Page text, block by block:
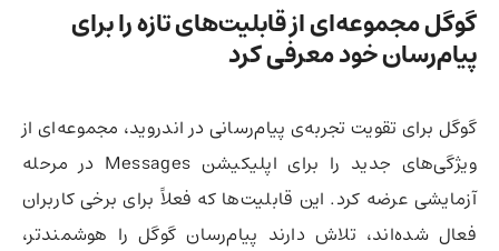
گوگل مجموعه‌ای از قابلیت‌های تازه را برای
پیام‌رسان خود معرفی کرد
گوگل برای تقویت تجربه‌ی پیام‌رسانی در اندروید، مجموعه‌ای از
ویژگی‌های جدید را برای اپلیکیشن Messages در مرحله
آزمایشی عرضه کرد. این قابلیت‌ها که فعلاً برای برخی کاربران
فعال شده‌اند، تلاش دارند پیام‌رسان گوگل را هوشمندتر،